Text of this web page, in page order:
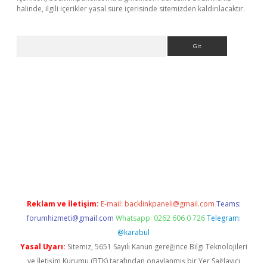
halinde, ilgili içerikler yasal süre içerisinde sitemizden kaldırılacaktır.
Reklam ve İletişim: E-mail: backlinkpaneli@gmail.com Teams:
forumhizmeti@gmail.com Whatsapp: 0262 606 0 726 Telegram:
@karabul
Yasal Uyarı: Sitemiz, 5651 Sayılı Kanun gereğince Bilgi Teknolojileri
ve İletişim Kurumu (BTK) tarafından onaylanmış bir Yer Sağlayıcı